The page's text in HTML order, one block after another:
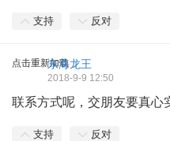
支持 反对
点击重新加载东海龙王
2018-9-9 12:50
联系方式呢，交朋友要真心
支持 反对